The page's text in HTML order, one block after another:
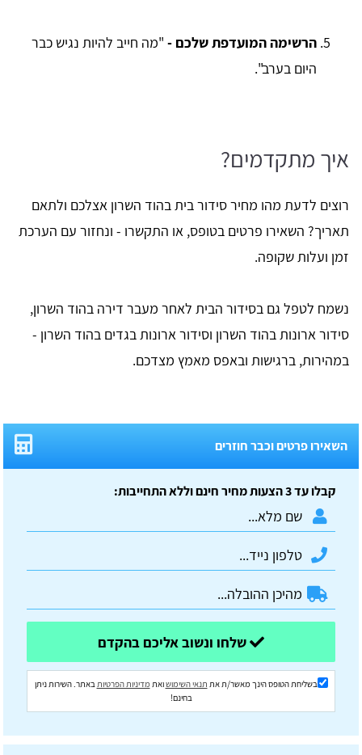
הרשימה המועדפת שלכם - "מה חייב להיות נגיש כבר
היום בערב".
איך מתקדמים?
רוצים לדעת מהו מחיר סידור בית בהוד השרון אצלכם ולתאם
תאריך? השאירו פרטים בטופס, או התקשרו - ונחזור עם הערכת
זמן ועלות שקופה.
נשמח לטפל גם בסידור הבית לאחר מעבר דירה בהוד השרון,
סידור ארונות בהוד השרון וסידור ארונות בגדים בהוד השרון -
במהירות, ברגישות ובאפס מאמץ מצדכם.
השאירו פרטים וכבר חוזרים
קבלו עד 3 הצעות מחיר חינם וללא התחייבות:
בשליחת הטופס הינך מאשר/ת את תנאי השימושואת מדיניות הפרטיותבאתר. השירות ניתן
בחינם!